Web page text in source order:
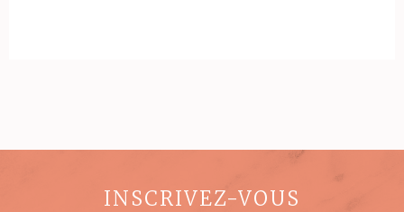
INSCRIVEZ-VOUS